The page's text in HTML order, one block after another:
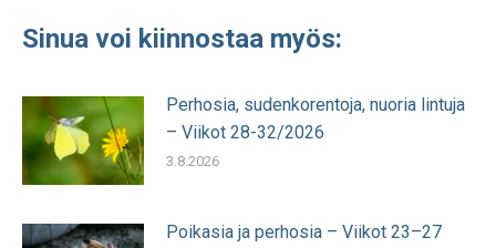
Sinua voi kiinnostaa myös:
Perhosia, sudenkorentoja, nuoria lintuja
– Viikot 28-32/2026
3.8.2026
Poikasia ja perhosia – Viikot 23–27